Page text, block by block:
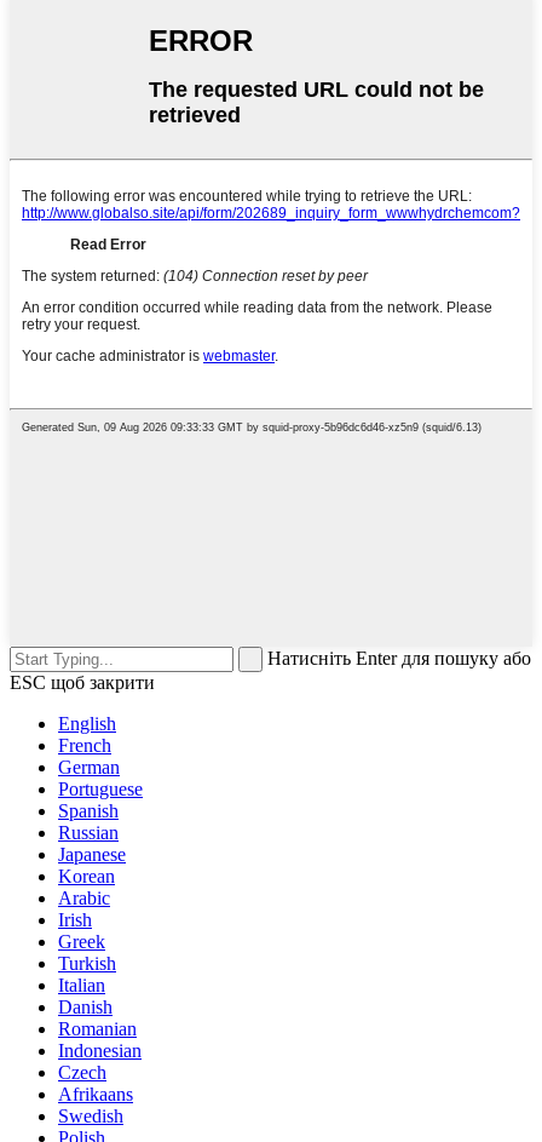
Натисніть Enter для пошуку або
ESC щоб закрити
English
French
German
Portuguese
Spanish
Russian
Japanese
Korean
Arabic
Irish
Greek
Turkish
Italian
Danish
Romanian
Indonesian
Czech
Afrikaans
Swedish